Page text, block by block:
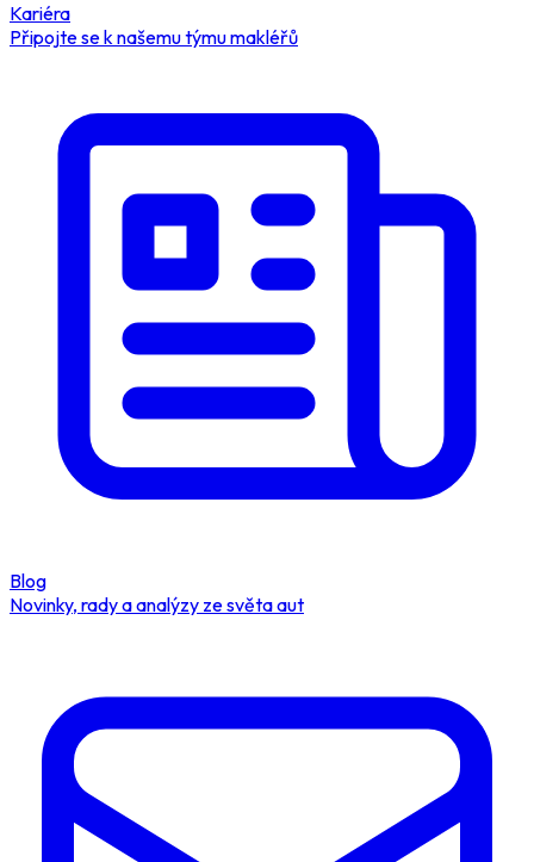
Kariéra
Připojte se k našemu týmu makléřů
Blog
Novinky, rady a analýzy ze světa aut